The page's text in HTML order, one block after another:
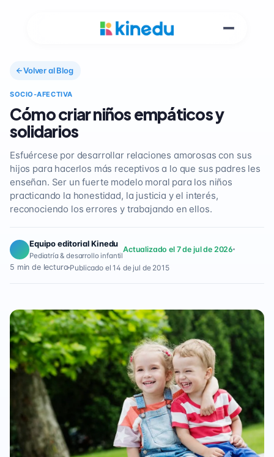
Volver al Blog
SOCIO-AFECTIVA
Cómo criar niños empáticos y
solidarios
Esfuércese por desarrollar relaciones amorosas con sus
hijos para hacerlos más receptivos a lo que sus padres les
enseñan. Ser un fuerte modelo moral para los niños
practicando la honestidad, la justicia y el interés,
reconociendo los errores y trabajando en ellos.
Equipo editorial Kinedu
Pediatría & desarrollo infantil
Actualizado el 7 de jul de 2026
5 min de lectura Publicado el 14 de jul de 2015